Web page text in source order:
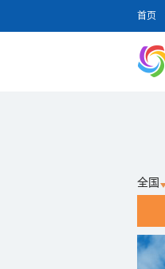
首页
全国